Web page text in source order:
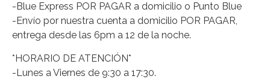
-Blue Express POR PAGAR a domicilio o Punto Blue
-Envío por nuestra cuenta a domicilio POR PAGAR,
entrega desde las 6pm a 12 de la noche.
*HORARIO DE ATENCIÓN*
-Lunes a Viernes de 9:30 a 17:30.